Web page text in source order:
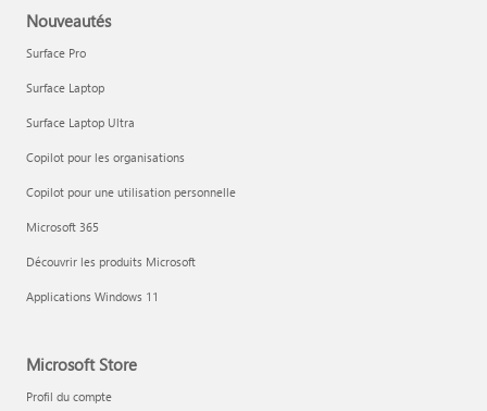
Nouveautés
Surface Pro
Surface Laptop
Surface Laptop Ultra
Copilot pour les organisations
Copilot pour une utilisation personnelle
Microsoft 365
Découvrir les produits Microsoft
Applications Windows 11
Microsoft Store
Profil du compte